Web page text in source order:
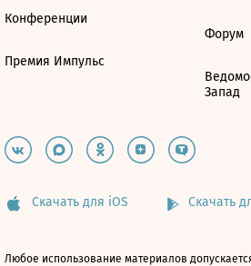
Конференции
Премия Импульс
Форум
Запад
Скачать для iOS Скачать
Любое использование материалов